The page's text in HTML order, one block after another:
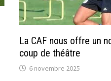
La CAF nous offre un
coup de théâtre
6 novembre 2025